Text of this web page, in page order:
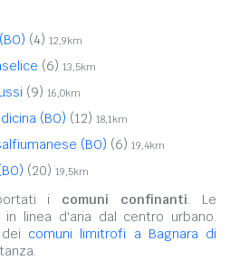
(4) 12,9km
(6) 13,5km
(9) 16,0km
(BO) (12) 18,1km
(BO) (6) 19,4km
(20) 19,5km
i comuni confinanti. Le
linea d'aria dal centro urbano.
comuni limitrofi a Bagnara di